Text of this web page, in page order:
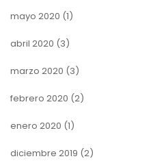
mayo 2020 (1)
abril 2020 (3)
marzo 2020 (3)
febrero 2020 (2)
enero 2020 (1)
diciembre 2019 (2)